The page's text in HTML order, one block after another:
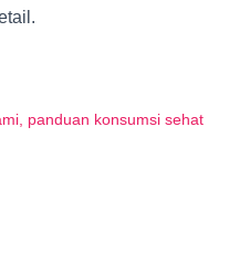
panduan konsumsi sehat